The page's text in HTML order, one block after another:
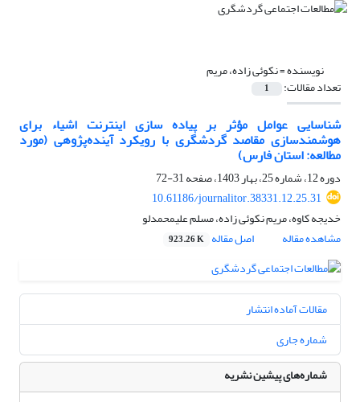
نویسنده =نکوئی زاده، مریم
تعداد مقالات: 1
شناسایی عوامل مؤثر بر پیاده سازی اینترنت اشیاء برای
هوشمندسازی مقاصد گردشگری با رویکرد آینده‌پژوهی (مورد
مطالعه: استان فارس)
دوره 12، شماره 25، بهار 1403، صفحه
31-72
10.61186/journalitor.38331.12.25.31
خدیجه کاوه، مریم نکوئی زاده، مسلم علیمحمدلو
مشاهده مقاله
اصل مقاله 923.26 K
مقالات آماده انتشار
شماره جاری
شماره‌های پیشین نشریه